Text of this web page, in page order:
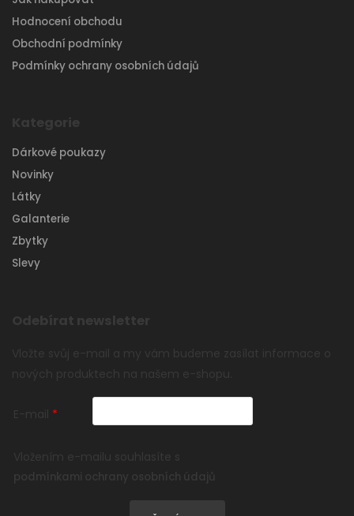
Hodnocení obchodu
Obchodní podmínky
Podmínky ochrany osobních údajů
Kategorie
Dárkové poukazy
Novinky
Látky
Galanterie
Zbytky
Slevy
Odebírat newsletter
Vložte svůj e-mail a my vám budeme zasílat informace o
nových produktech na našem e-shopu.
E-mail
Vložením e-mailu souhlasíte s
podmínkami ochrany osobních údajů